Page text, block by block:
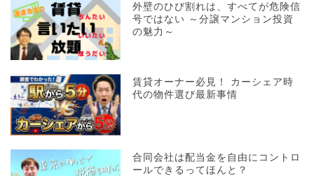
外壁のひび割れは、すべてが危険信
号ではない ～分譲マンション投資
の魅力～
賃貸オーナー必見！ カーシェア時
代の物件選び最新事情
合同会社は配当金を自由にコントロ
ールできるってほんと？